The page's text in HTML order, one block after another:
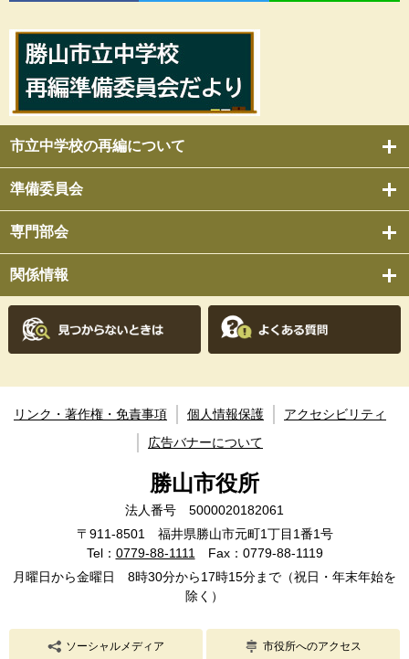
市立中学校の再編について
準備委員会
専門部会
関係情報
リンク・著作権・免責事項 個人情報保護
アクセシビリティ
広告バナーについて
勝山市役所
法人番号 5000020182061
〒911-8501 福井県勝山市元町1丁目1番1号
Tel： 0779-88-1111
Fax：0779-88-1119
月曜日から金曜日 8時30分から17時15分まで（祝日・年末年始を
除く）
ソーシャルメディア 市役所へのアクセス